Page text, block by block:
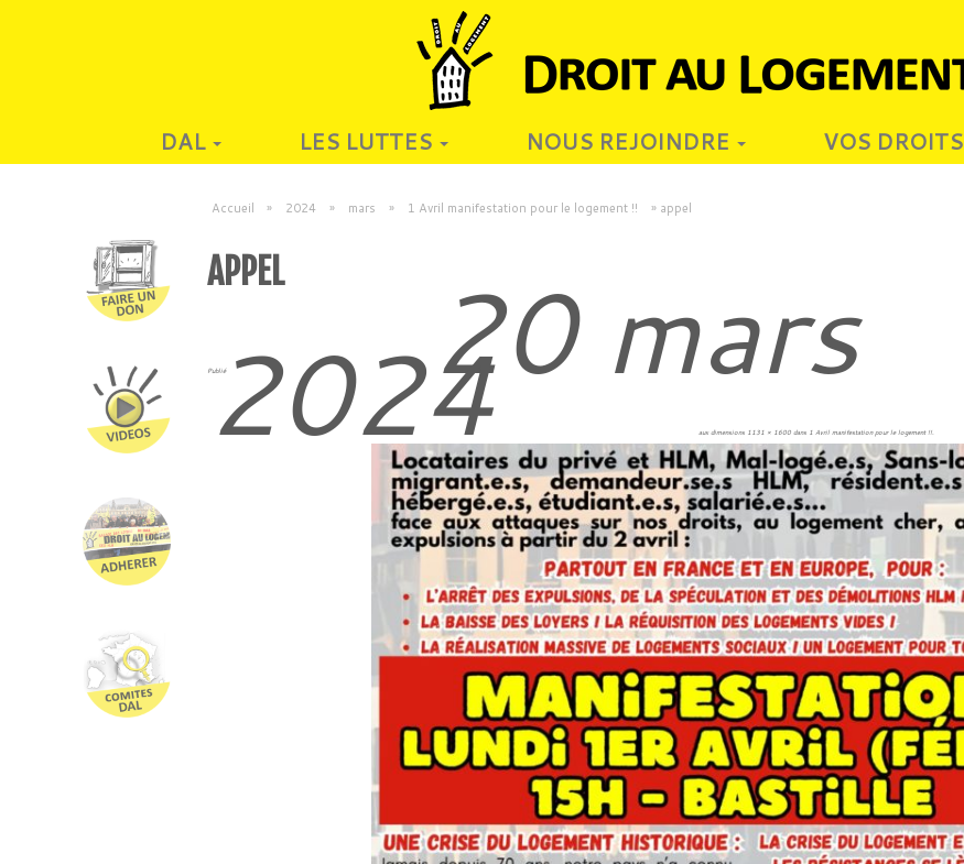
DAL LES LUTTES NOUS REJOINDRE VOS DROITS
Accueil » 2024 » mars » 1 Avril manifestation pour le logement !! » appel
APPEL
Publié 20 mars
2024 aux dimensions 1131 × 1600 dans 1 Avril manifestation pour le logement !!.